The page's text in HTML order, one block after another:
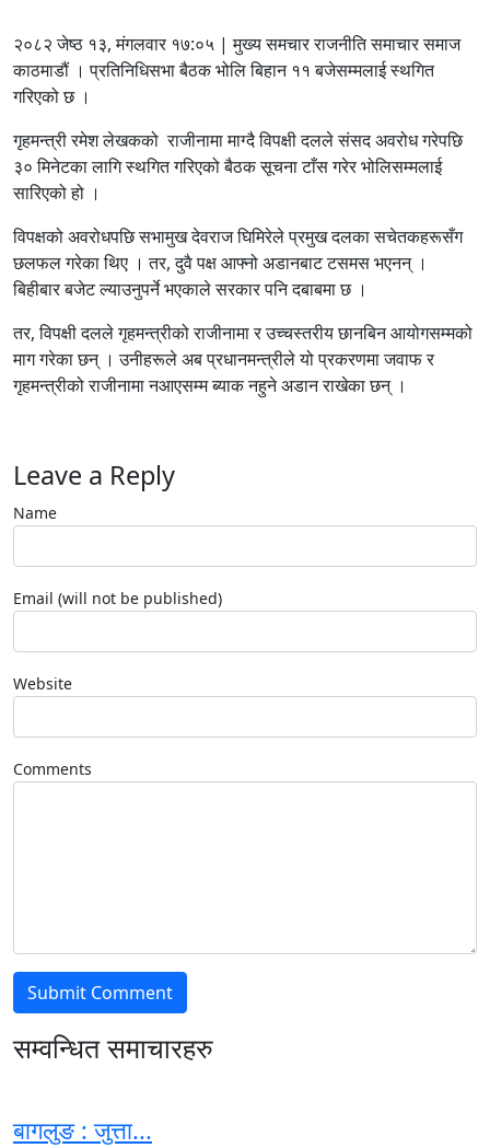
२०८२ जेष्ठ १३, मंगलवार १७:०५ | मुख्य समचार राजनीति समाचार समाज
काठमाडौं । प्रतिनिधिसभा बैठक भोलि बिहान ११ बजेसम्मलाई स्थगित
गरिएको छ ।
गृहमन्त्री रमेश लेखकको राजीनामा माग्दै विपक्षी दलले संसद अवरोध गरेपछि
३० मिनेटका लागि स्थगित गरिएको बैठक सूचना टाँस गरेर भोलिसम्मलाई
सारिएको हो ।
विपक्षको अवरोधपछि सभामुख देवराज घिमिरेले प्रमुख दलका सचेतकहरूसँग
छलफल गरेका थिए । तर, दुवै पक्ष आफ्नो अडानबाट टसमस भएनन् ।
बिहीबार बजेट ल्याउनुपर्ने भएकाले सरकार पनि दबाबमा छ ।
तर, विपक्षी दलले गृहमन्त्रीको राजीनामा र उच्चस्तरीय छानबिन आयोगसम्मको
माग गरेका छन् । उनीहरूले अब प्रधानमन्त्रीले यो प्रकरणमा जवाफ र
गृहमन्त्रीको राजीनामा नआएसम्म ब्याक नहुने अडान राखेका छन् ।
Leave a Reply
Name
Email (will not be published)
Website
Comments
सम्वन्धित समाचारहरु
बागलुङ : जुत्ता...